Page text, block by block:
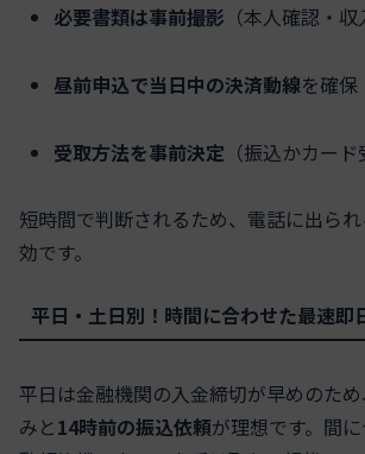
必要書類は事前撮影 （本人確認・収
昼前申込で当日中の決済動線を確保
受取方法を事前決定 （振込かカード
短時間で判断されるため、電話に出ら
効です。
平日・土日別！時間に合わせた最速即
平日は金融機関の入金締切が早めのた
みと14時前の振込依頼が理想です。間